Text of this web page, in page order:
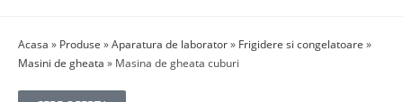
Acasa » Produse »Aparatura de laborator» Frigidere si congelatoare »
Masini de gheata » Masina de gheata cuburi